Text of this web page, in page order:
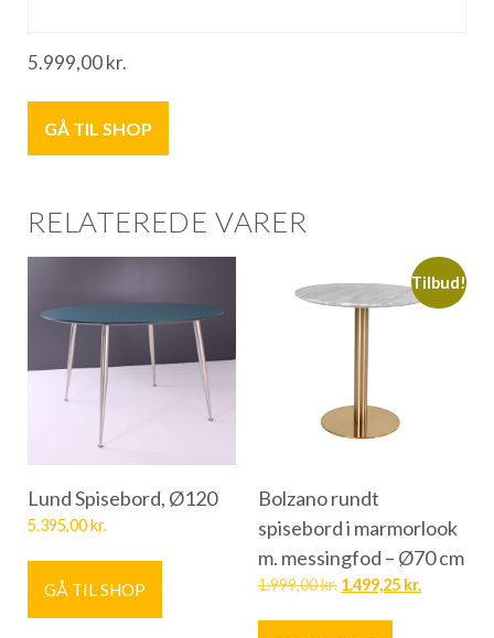
5.999,00kr.
GÅ TIL SHOP
RELATEREDE VARER
Lund Spisebord, Ø120
5.395,00kr.
GÅ TIL SHOP
Tilbud!
Bolzano rundt
spisebord i marmorlook
m. messingfod – Ø70 cm
1.999,00kr. 1.499,25 kr.